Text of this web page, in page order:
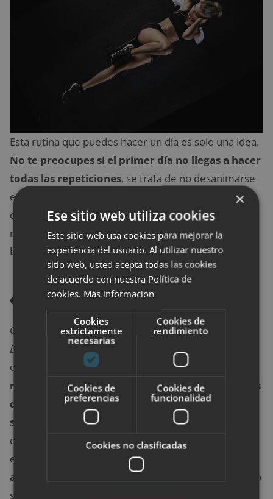
Esta rutina que puedes hacer un día es solo una idea.
No te preocupes si el primer día no llegas a hacer
todas las repeticiones, se trata de no desanimarse
e intentarlo hasta conseguir el objetivo. Además,
como ya hemos dicho, lo más importante es que el
movimiento se haga correctamente y conseguir una
buena técnica.
¿Tiene desventajas?
Como cualquier otro ejercicio de alta intensidad, el
Every Minute on the Minute
tiene también sus
desventajas.
Este tipo de entrenamiento no se
recomienda a personas que padezcan problemas
de corazón, hipertensión u otros problemas de
salud
que no le permitan poner al cuerpo a un nivel
de ejercicio tan alto. Además, para poder mantener
este nivel de entrenamiento
al cuerpo y llevar una correcta alimentación
. Esto
significa que muy probablemente al principio se
×
Ese sitio web utiliza cookies
Este sitio web usa cookies para mejorar la
experiencia del usuario. Al utilizar nuestro
sitio web, usted acepta todas las cookies
de acuerdo con nuestra Política de
cookies. Más información
Cookies
estrictamente
necesarias
Cookies de
rendimiento
Cookies de
preferencias
Cookies de
funcionalidad
Cookies no clasificadas